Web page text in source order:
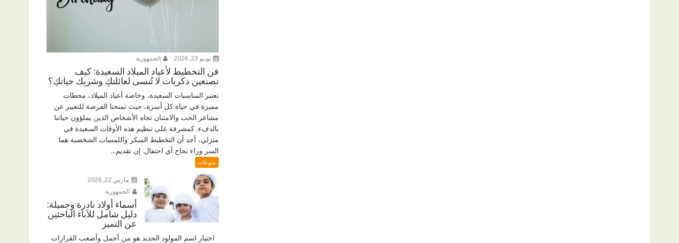
يونيو 23, 2026 الجمهورية
فن التخطيط لأعياد الميلاد السعيدة: كيف
تصنعين ذكريات لا تُنسى لعائلتكِ وشريك حياتكِ؟
تعتبر المناسبات السعيدة، وخاصة أعياد الميلاد، محطات
مميزة في حياة كل أسرة، حيث تمنحنا الفرصة للتعبير عن
مشاعر الحب والامتنان تجاه الأشخاص الذين يملؤون حياتنا
بالدفء. كمشرفة على تنظيم هذه الأوقات السعيدة في
منزلي، أجد أن التخطيط المبكر واللمسات الشخصية هما
السر وراء نجاح أي احتفال. إن تقديم...
منوعات
مارس 22, 2026
الجمهورية
أسماء أولاد نادرة وجميلة:
دليل شامل للآباء الباحثين
عن التميز
اختيار اسم المولود الجديد هو من أجمل وأصعب القرارات